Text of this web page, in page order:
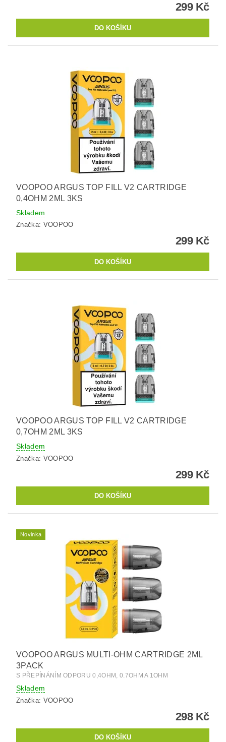
299 Kč
VOOPOO ARGUS TOP FILL V2 CARTRIDGE
0,4OHM 2ML 3KS
Skladem
Značka: VOOPOO
299 Kč
VOOPOO ARGUS TOP FILL V2 CARTRIDGE
0,7OHM 2ML 3KS
Skladem
Značka: VOOPOO
299 Kč
Novinka
VOOPOO ARGUS MULTI-OHM CARTRIDGE 2ML
3PACK
S PŘEPÍNÁNÍM ODPORU 0,4OHM, 0.7OHM A 1OHM
Skladem
Značka: VOOPOO
298 Kč